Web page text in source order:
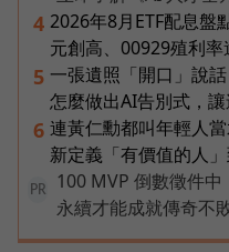
4 2026年8月ETF配息盤
元創高、00929殖利率
5 一張遺照「開口」說
怎麼做出AI告別式，
6 連黃仁勳都叫年輕人
新定義「有價值的人
PR
100 MVP 倒數徵件中
永續才能成就傳奇不